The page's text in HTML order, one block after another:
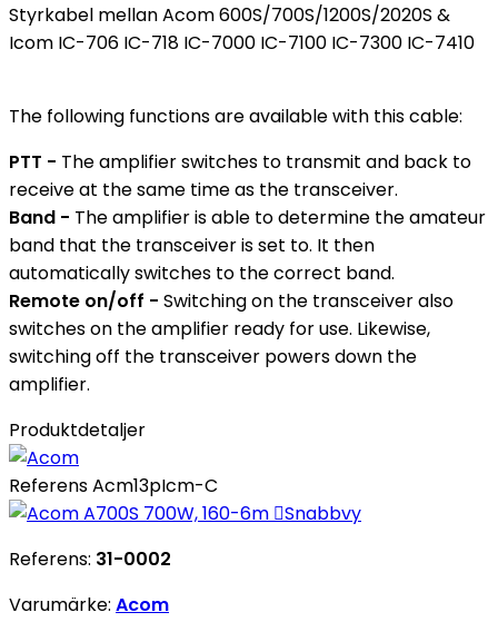
Styrkabel mellan Acom 600S/700S/1200S/2020S &
Icom IC-706 IC-718 IC-7000 IC-7100 IC-7300 IC-7410
The following functions are available with this cable:
PTT - The amplifier switches to transmit and back to
receive at the same time as the transceiver.
Band - The amplifier is able to determine the amateur
band that the transceiver is set to. It then
automatically switches to the correct band.
Remote on/off - Switching on the transceiver also
switches on the amplifier ready for use. Likewise,
switching off the transceiver powers down the
amplifier.
Produktdetaljer
ReferensAcm13pIcm-C
Snabbvy
Referens: 31-0002
Varumärke: Acom